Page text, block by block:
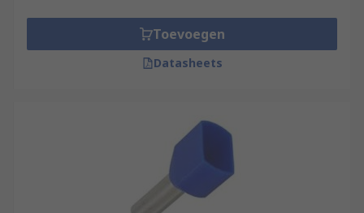
Toevoegen
Datasheets